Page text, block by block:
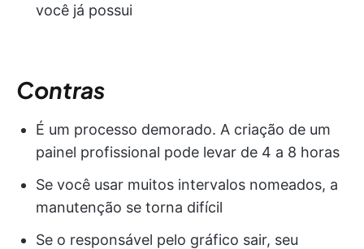
você já possui
Contras
É um processo demorado. A criação de um
painel profissional pode levar de 4 a 8 horas
Se você usar muitos intervalos nomeados, a
manutenção se torna difícil
Se o responsável pelo gráfico sair, seu